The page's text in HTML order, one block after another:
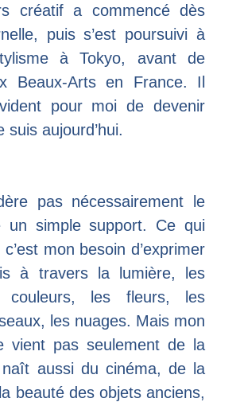
créatif a commencé dès
puis s’est poursuivi à
à Tokyo, avant de
Beaux-Arts en France. Il
pour moi de devenir
suis aujourd’hui.
pas nécessairement le
un simple support. Ce qui
mon besoin d’exprimer
à travers la lumière, les
couleurs, les fleurs, les
les nuages. Mais mon
vient pas seulement de la
aussi du cinéma, de la
beauté des objets anciens,